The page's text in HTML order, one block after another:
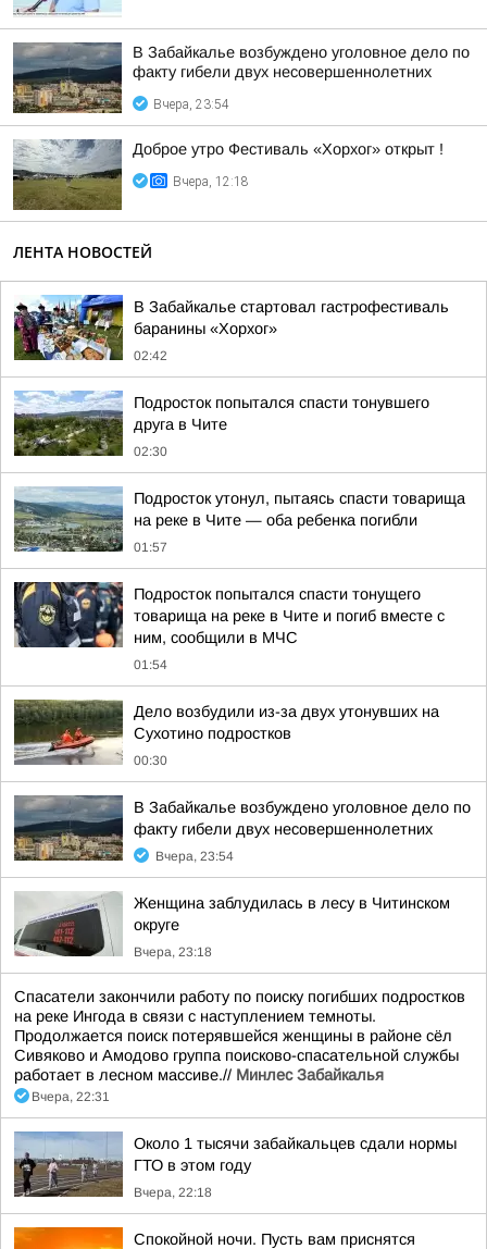
В Забайкалье возбуждено уголовное дело по
факту гибели двух несовершеннолетних
Вчера, 23:54
Доброе утро Фестиваль «Хорхог» открыт !
Вчера, 12:18
ЛЕНТА НОВОСТЕЙ
В Забайкалье стартовал гастрофестиваль
баранины «Хорхог»
02:42
Подросток попытался спасти тонувшего
друга в Чите
02:30
Подросток утонул, пытаясь спасти товарища
на реке в Чите — оба ребенка погибли
01:57
Подросток попытался спасти тонущего
товарища на реке в Чите и погиб вместе с
ним, сообщили в МЧС
01:54
Дело возбудили из-за двух утонувших на
Сухотино подростков
00:30
В Забайкалье возбуждено уголовное дело по
факту гибели двух несовершеннолетних
Вчера, 23:54
Женщина заблудилась в лесу в Читинском
округе
Вчера, 23:18
Спасатели закончили работу по поиску погибших подростков
на реке Ингода в связи с наступлением темноты.
Продолжается поиск потерявшейся женщины в районе сёл
Сивяково и Амодово группа поисково-спасательной службы
работает в лесном массиве.// Минлес Забайкалья
Вчера, 22:31
Около 1 тысячи забайкальцев сдали нормы
ГТО в этом году
Вчера, 22:18
Спокойной ночи. Пусть вам приснятся